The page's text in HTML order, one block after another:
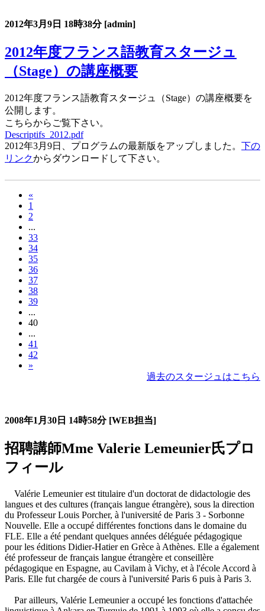
2012年3月9日 18時38分 [admin]
2012年度フランス語教育スタージュ
（Stage）の講座概要
2012年度フランス語教育スタージュ（Stage）の講座概要を
公開します。
こちらからご覧下さい。
Descriptifs_2012.pdf
2012年3月9日、プログラムの最新版をアップしました。 下の
リンクからダウンロードして下さい。
«
1
2
...
33
34
35
36
37
38
39
...
40
...
41
42
»
過去のスタージュはこちら
2008年1月30日 14時58分 [WEB担当]
招聘講師Mme Valerie Lemeunier氏プロ
フィール
Valérie Lemeunier est titulaire d'un doctorat de didactologie des
langues et des cultures (français langue étrangère), sous la direction
du Professeur Louis Porcher, à l'université de Paris 3 - Sorbonne
Nouvelle. Elle a occupé différentes fonctions dans le domaine du
FLE. Elle a été pendant quelques années déléguée pédagogique
pour les éditions Didier-Hatier en Grèce à Athènes. Elle a également
été professeur de français langue étrangère et conseillère
pédagogique en Espagne, au Cavilam à Vichy, et à l'école Accord à
Paris. Elle fut chargée de cours à l'université Paris 6 puis à Paris 3.
Par ailleurs, Valérie Lemeunier a occupé les fonctions d'attachée